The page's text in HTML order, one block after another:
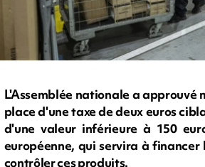
L'Assemblée nationale a approuvé
place d'une taxe de deux euros
d'une valeur inférieure à 150
européenne, qui servira à
contrôler ces produits.